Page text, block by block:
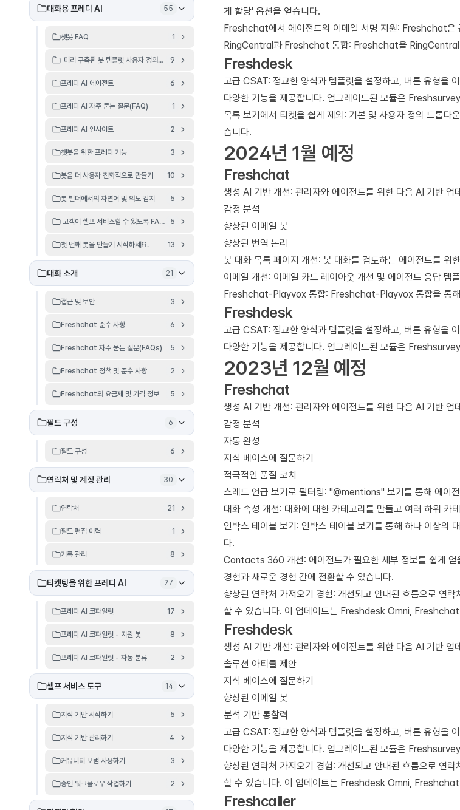
대화용 프레디 AI 55
챗봇 FAQ 1
미리 구축된 봇 템플릿 사용자 정의하기 9
프레디 AI 에이전트 6
프레디 AI 자주 묻는 질문(FAQ) 1
프레디 AI 인사이트 2
챗봇을 위한 프레디 기능 3
봇을 더 사용자 친화적으로 만들기 10
봇 빌더에서의 자연어 및 의도 감지 5
고객이 셀프 서비스할 수 있도록 FAQ를 설정하세요.
5
첫 번째 봇을 만들기 시작하세요. 13
대화 소개 21
접근 및 보안 3
Freshchat 준수 사항 6
Freshchat 자주 묻는 질문(FAQs) 5
Freshchat 정책 및 준수 사항 2
Freshchat의 요금제 및 가격 정보 5
필드 구성 6
필드 구성 6
연락처 및 계정 관리 30
연락처 21
필드 편집 이력 1
기록 관리 8
티켓팅을 위한 프레디 AI 27
프레디 AI 코파일럿 17
프레디 AI 코파일럿 - 지원 봇 8
프레디 AI 코파일럿 - 자동 분류 2
셀프 서비스 도구 14
지식 기반 시작하기 5
지식 기반 관리하기 4
커뮤니티 포럼 사용하기 3
승인 워크플로우 작업하기 2
게 할당' 옵션을 얻습니다.
Freshchat에서 에이전트의 이메일 서명 지원: Freshchat은
RingCentral과 Freshchat 통합: Freshchat을 RingCentral
Freshdesk
고급 CSAT: 정교한 양식과 템플릿을 설정하고, 버튼 유형을
다양한 기능을 제공합니다. 업그레이드된 모듈은
목록 보기에서 티켓을 쉽게 제외: 기본 및 사용자 정의 드롭다
습니다.
2024년 1월 예정
Freshchat
생성 AI 기반 개선: 관리자와 에이전트를 위한 다음 AI 기반
감정 분석
향상된 이메일 봇
향상된 번역 논리
봇 대화 목록 페이지 개선: 봇 대화를 검토하는 에이전트를 위
이메일 개선: 이메일 카드 레이아웃 개선 및 에이전트 응답
Freshchat-Playvox 통합: Freshchat-Playvox 통합을 통해
Freshdesk
고급 CSAT: 정교한 양식과 템플릿을 설정하고, 버튼 유형을
다양한 기능을 제공합니다. 업그레이드된 모듈은
2023년 12월 예정
Freshchat
생성 AI 기반 개선: 관리자와 에이전트를 위한 다음 AI 기반
감정 분석
자동 완성
지식 베이스에 질문하기
적극적인 품질 코치
스레드 언급 보기로 필터링: "@mentions" 보기를 통해 에이
대화 속성 개선: 대화에 대한 카테고리를 만들고 여러 하위 카
인박스 테이블 보기: 인박스 테이블 보기를 통해 하나 이상의
다.
Contacts 360 개선: 에이전트가 필요한 세부 정보를 쉽게
경험과 새로운 경험 간에 전환할 수 있습니다.
향상된 연락처 가져오기 경험: 개선되고 안내된 흐름으로 연
할 수 있습니다. 이 업데이트는 Freshdesk Omni,
Freshdesk
생성 AI 기반 개선: 관리자와 에이전트를 위한 다음 AI 기반
솔루션 아티클 제안
지식 베이스에 질문하기
향상된 이메일 봇
분석 기반 통찰력
고급 CSAT: 정교한 양식과 템플릿을 설정하고, 버튼 유형을
다양한 기능을 제공합니다. 업그레이드된 모듈은
향상된 연락처 가져오기 경험: 개선되고 안내된 흐름으로 연
할 수 있습니다. 이 업데이트는 Freshdesk Omni,
Freshcaller